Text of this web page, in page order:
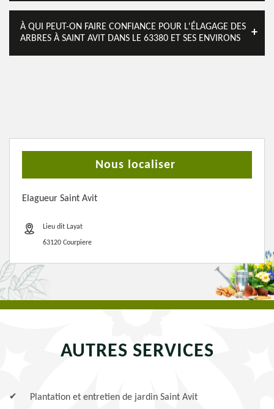
À QUI PEUT-ON FAIRE CONFIANCE POUR L'ÉLAGAGE DES
ARBRES À SAINT AVIT DANS LE 63380 ET SES ENVIRONS
Nous localiser
Elagueur Saint Avit
Lieu dit Layat
63120 Courpiere
AUTRES SERVICES
Plantation et entretien de jardin Saint Avit